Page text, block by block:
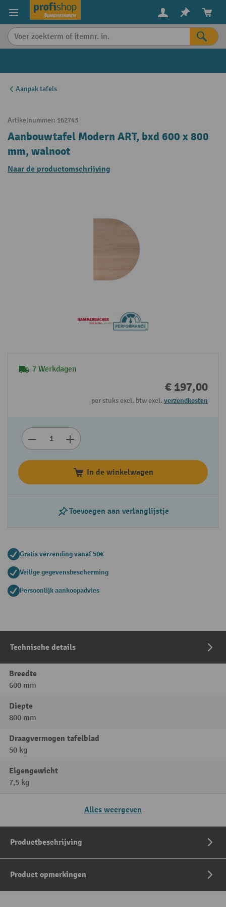
content
Aanpak tafels
Artikelnummer: 162743
Aanbouwtafel Modern ART, bxd 600 x 800
mm, walnoot
Naar de productomschrijving
7 Werkdagen
€ 197,00
per stuks excl. btw excl. verzendkosten
In de winkelwagen
Toevoegen aan verlanglijstje
Gratis verzending vanaf 50€
Veilige gegevensbescherming
Persoonlijk aankoopadvies
Technische details
Breedte
600 mm
Diepte
800 mm
Draagvermogen tafelblad
50 kg
Eigengewicht
7,5 kg
Alles weergeven
Productbeschrijving
Product opmerkingen